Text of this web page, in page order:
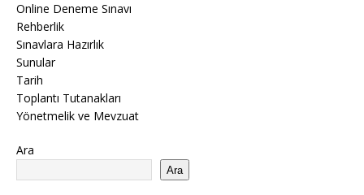
Online Deneme Sınavı
Rehberlik
Sınavlara Hazırlık
Sunular
Tarih
Toplantı Tutanakları
Yönetmelik ve Mevzuat
Ara
Ara